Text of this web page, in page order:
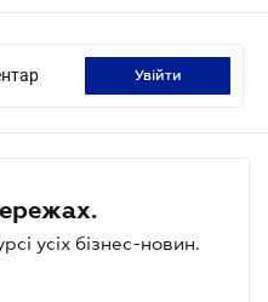
увійти
усіх бізнес-новин.